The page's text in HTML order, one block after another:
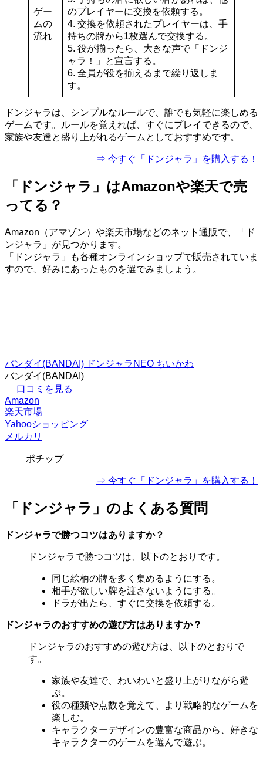
ゲー
ムの
流れ
のプレイヤーに交換を依頼する。
4. 交換を依頼されたプレイヤーは、手
持ちの牌から1枚選んで交換する。
5. 役が揃ったら、大きな声で「ドンジ
ャラ！」と宣言する。
6. 全員が役を揃えるまで繰り返しま
す。
ドンジャラは、シンプルなルールで、誰でも気軽に楽しめる
ゲームです。ルールを覚えれば、すぐにプレイできるので、
家族や友達と盛り上がれるゲームとしておすすめです。
⇒ 今すぐ「ドンジャラ」を購入する！
「ドンジャラ」はAmazonや楽天で売
ってる？
Amazon（アマゾン）や楽天市場などのネット通販で、「ド
ンジャラ」が見つかります。
「ドンジャラ」も各種オンラインショップで販売されていま
すので、好みにあったものを選でみましょう。
バンダイ(BANDAI) ドンジャラNEO ちいかわ
バンダイ(BANDAI)
口コミを見る
Amazon
楽天市場
Yahooショッピング
メルカリ
ポチップ
⇒ 今すぐ「ドンジャラ」を購入する！
「ドンジャラ」のよくある質問
ドンジャラで勝つコツはありますか？
ドンジャラで勝つコツは、以下のとおりです。
同じ絵柄の牌を多く集めるようにする。
相手が欲しい牌を渡さないようにする。
ドラが出たら、すぐに交換を依頼する。
ドンジャラのおすすめの遊び方はありますか？
ドンジャラのおすすめの遊び方は、以下のとおりで
す。
家族や友達で、わいわいと盛り上がりながら遊
ぶ。
役の種類や点数を覚えて、より戦略的なゲームを
楽しむ。
キャラクターデザインの豊富な商品から、好きな
キャラクターのゲームを選んで遊ぶ。